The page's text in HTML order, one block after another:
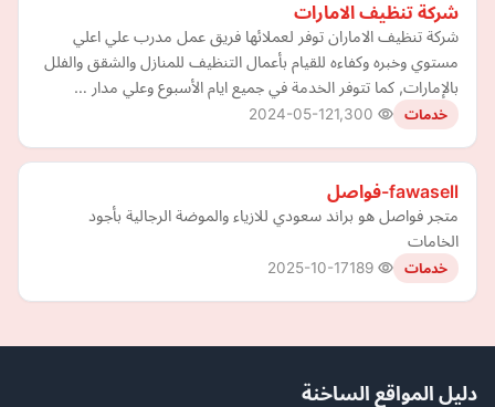
شركة تنظيف الامارات
شركة تنظيف الاماران توفر لعملائها فريق عمل مدرب علي اعلي
مستوي وخبره وكفاءه للقيام بأعمال التنظيف للمنازل والشقق والفلل
بالإمارات, كما تتوفر الخدمة في جميع ايام الأسبوع وعلي مدار …
خدمات 2024-05-12
fawasell-فواصل
متجر فواصل هو براند سعودي للازياء والموضة الرجالية بأجود
الخامات
خدمات 2025-10-17
دليل المواقع الساخنة